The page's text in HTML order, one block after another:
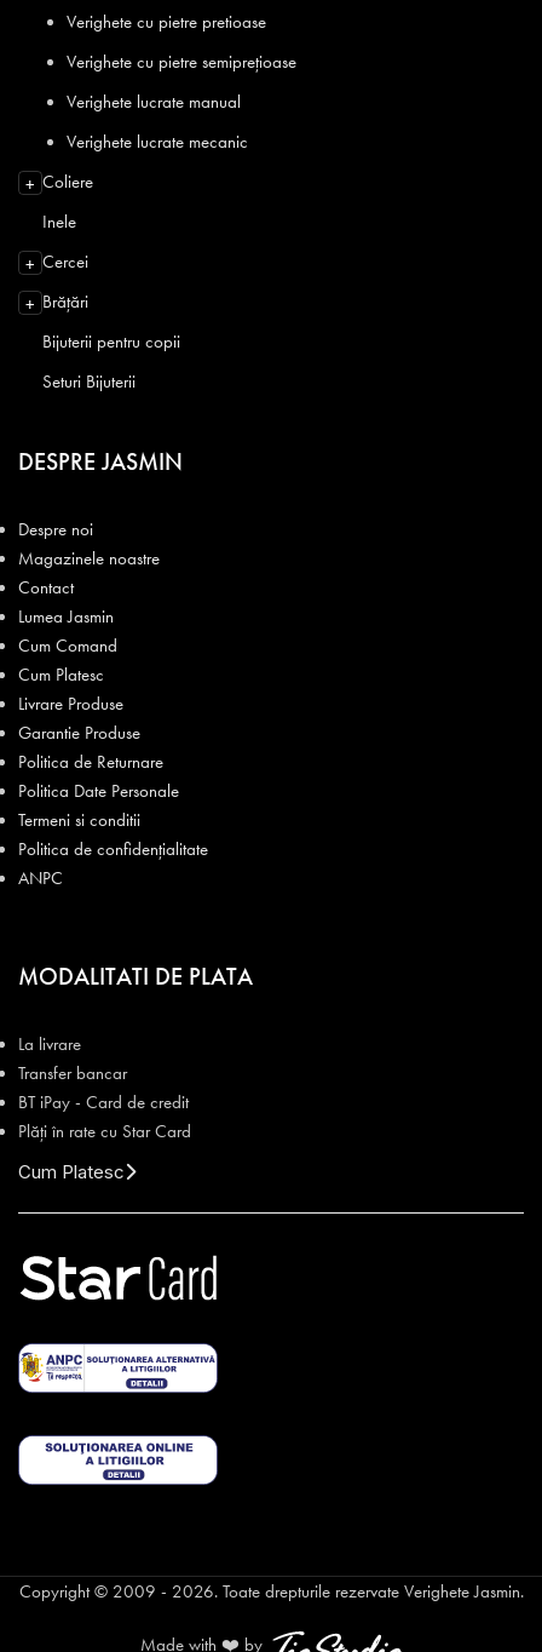
Verighete cu pietre pretioase
Verighete cu pietre semiprețioase
Verighete lucrate manual
Verighete lucrate mecanic
+ Coliere
Inele
+ Cercei
+ Brățări
Bijuterii pentru copii
Seturi Bijuterii
DESPRE JASMIN
Despre noi
Magazinele noastre
Contact
Lumea Jasmin
Cum Comand
Cum Platesc
Livrare Produse
Garantie Produse
Politica de Returnare
Politica Date Personale
Termeni si conditii
Politica de confidențialitate
ANPC
MODALITATI DE PLATA
La livrare
Transfer bancar
BT iPay - Card de credit
Plăți în rate cu Star Card
Cum Platesc
Copyright © 2009 - 2026. Toate drepturile rezervate Verighete Jasmin.
Made with ❤️ by